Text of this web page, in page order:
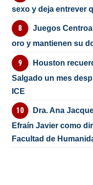
sexo y deja entrever
Juegos
oro y mantienen su
Houston
Salgado un mes
ICE
Dra. Ana
Efraín Javier como
Facultad de